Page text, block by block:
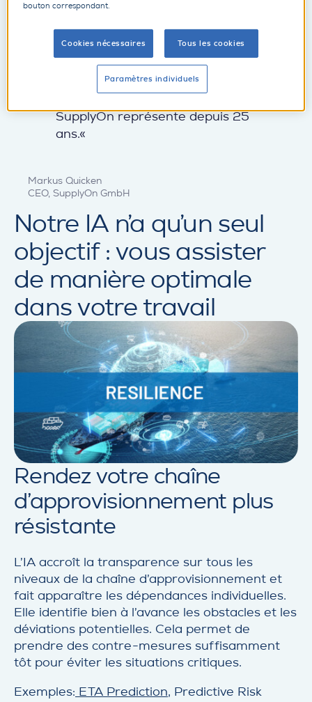
»L'intelligence artificielle crée la
plus grande valeur ajoutée lorsque
les processus sont entièrement
numérisés et que les données sont
disponibles de manière structurée.
SupplyOn représente depuis 25
ans.«
Markus Quicken
CEO, SupplyOn GmbH
Notre IA n’a qu’un seul
objectif :vous assister
de manière optimale
dans votre travail
Rendez votre chaîne
d’approvisionnement plus
résistante
L’IA accroît la transparence sur tous les
niveaux de la chaîne d’approvisionnement et
fait apparaître les dépendances individuelles.
Elle identifie bien à l’avance les obstacles et les
déviations potentielles. Cela permet de
prendre des contre-mesures suffisamment
tôt pour éviter les situations critiques.
Exemples: ETA Prediction, Predictive Risk
bouton correspondant.
Cookies nécessaires Tous les cookies
Paramètres individuels